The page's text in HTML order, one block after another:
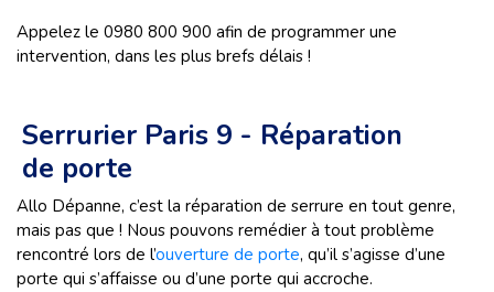
Appelez le 0980 800 900 afin de programmer une
intervention, dans les plus brefs délais !
Serrurier Paris 9 - Réparation
de porte
Allo Dépanne, c’est la réparation de serrure en tout genre,
mais pas que ! Nous pouvons remédier à tout problème
rencontré lors de l’ouverture de porte, qu’il s’agisse d’une
porte qui s’affaisse ou d’une porte qui accroche.